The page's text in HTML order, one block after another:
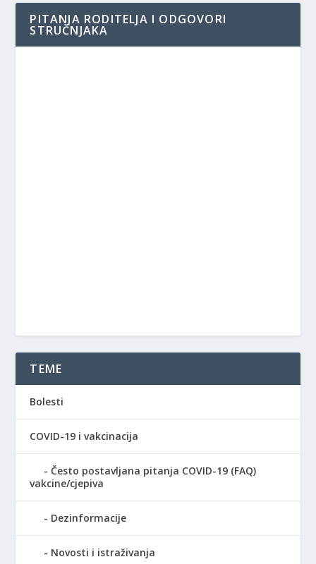
PITANJA RODITELJA I ODGOVORI
STRUČNJAKA
TEME
Bolesti
COVID-19 i vakcinacija
Često postavljana pitanja COVID-19 (FAQ)
vakcine/cjepiva
Dezinformacije
Novosti i istraživanja